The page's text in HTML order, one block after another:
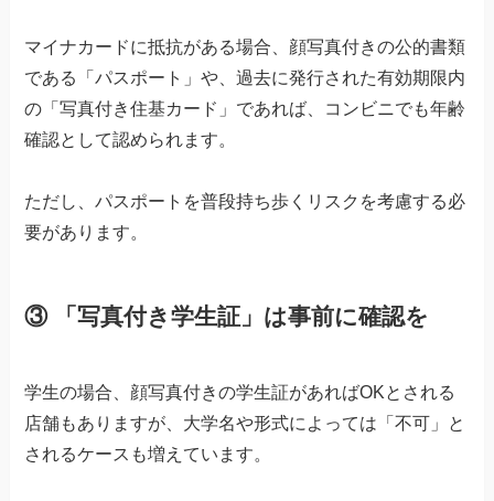
マイナカードに抵抗がある場合、顔写真付きの公的書類
である「パスポート」や、過去に発行された有効期限内
の「写真付き住基カード」であれば、コンビニでも年齢
確認として認められます。
ただし、パスポートを普段持ち歩くリスクを考慮する必
要があります。
③ 「写真付き学生証」は事前に確認を
学生の場合、顔写真付きの学生証があればOKとされる
店舗もありますが、大学名や形式によっては「不可」と
されるケースも増えています。